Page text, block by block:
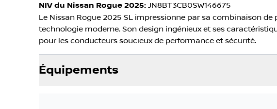
NIV du Nissan Rogue 2025: JN8BT3CB0SW146675
Le Nissan Rogue 2025 SL impressionne par sa combinaison
technologie moderne. Son design ingénieux et ses
pour les conducteurs soucieux de performance et sécurité.
Équipements